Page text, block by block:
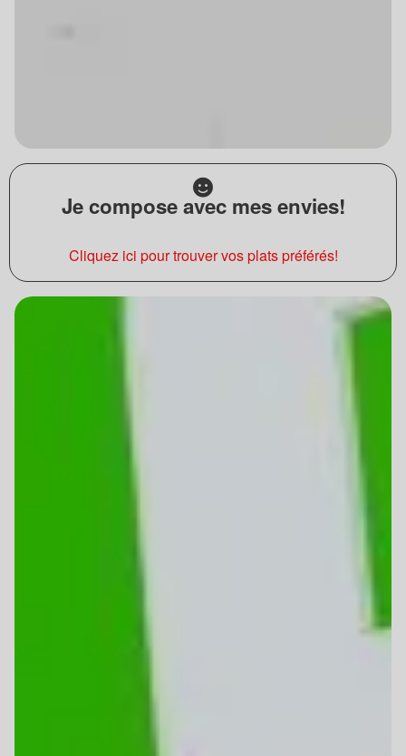
Je compose avec mes envies!
Cliquez ici pour trouver vos plats préférés!